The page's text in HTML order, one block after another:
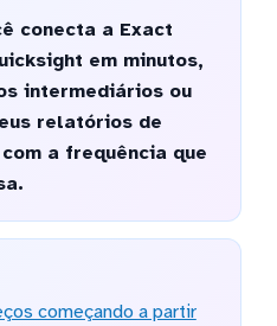
conecta a Exact
em minutos,
intermediários ou
relatórios de
a frequência que
começando a partir